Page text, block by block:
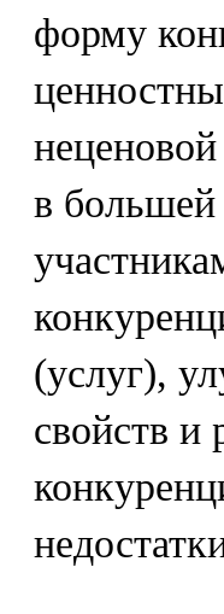
форму
в большей
(услуг),
свойств и